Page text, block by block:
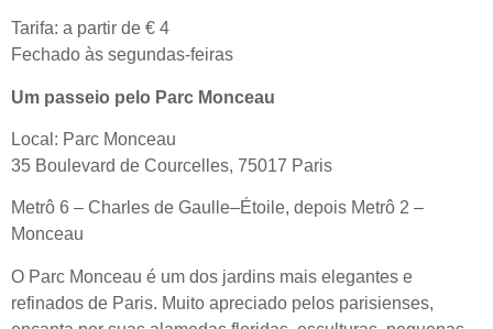
Tarifa: a partir de € 4
Fechado às segundas-feiras
Um passeio pelo Parc Monceau
Local: Parc Monceau
35 Boulevard de Courcelles, 75017 Paris
Metrô 6 – Charles de Gaulle–Étoile, depois Metrô 2 –
Monceau
O Parc Monceau é um dos jardins mais elegantes e
refinados de Paris. Muito apreciado pelos parisienses,